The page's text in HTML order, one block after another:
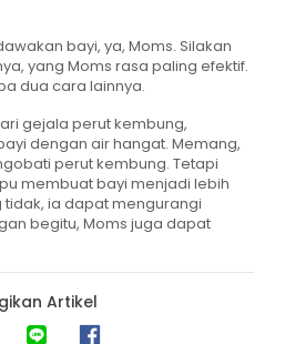
bayi, ya, Moms. Silakan
yang Moms rasa paling efektif.
dua cara lainnya.
gejala perut kembung,
dengan air hangat. Memang,
perut kembung. Tetapi
membuat bayi menjadi lebih
tidak, ia dapat mengurangi
begitu, Moms juga dapat
Artikel